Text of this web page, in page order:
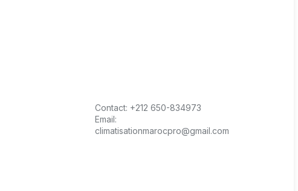
Contact: +212 650-834973
Email:
climatisationmarocpro@gmail.com